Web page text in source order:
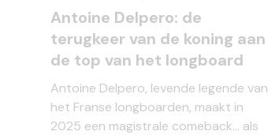
Antoine Delpero: de
terugkeer van de koning aan
de top van het longboard
Antoine Delpero, levende legende van
het Franse longboarden, maakt in
2025 een magistrale comeback... als